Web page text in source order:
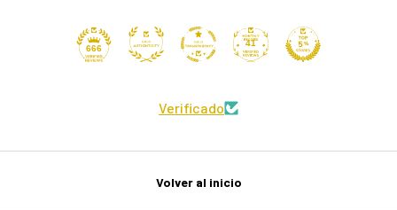
666
41
Verificado
Volver al inicio